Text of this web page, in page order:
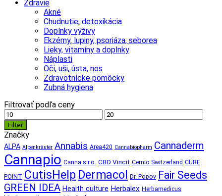
Zdravie
Akné
Chudnutie, detoxikácia
Doplnky výživy
Ekzémy, lupiny, psoriáza, seborea
Lieky, vitamíny a doplnky
Náplasti
Oči, uši, ústa, nos
Zdravotnícke pomôcky
Zubná hygiena
Filtrovať podľa ceny
Minimálna
cena
Maximálna
cena
Filter
Značky
ALPA Alpenkräuter Annabis Area420 Cannabiopharm Cannaderm
Cannapio Canna s.r.o. CBD Vincit Cemio Switzerland CURE
POINT CutisHelp Dermacol Dr. Popov Fair Seeds
GREEN IDEA Health culture Herbalex Herbamedicus